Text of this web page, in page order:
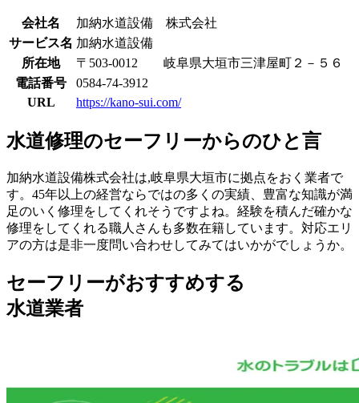
会社名
加納水道設備 株式会社
サービス名 加納水道設備
所在地
〒503-0012 岐阜県大垣市三津屋町２－５６
電話番号
0584-74-3912
URL
https://kano-sui.com/
水道修理のセーフリーからのひと言
加納水道設備株式会社は,岐阜県大垣市に拠点をおく業者で
す。45年以上の経営ならではの多くの実績、豊富な知識が満
足のいく修理をしてくれそうですよね。経験を積んだ確かな
修理をしてくれる職人さんも多数在籍しています。対応エリ
アの方は是非一度問い合わせしてみてはいかがでしょうか。
セーフリーがおすすめする
水道業者